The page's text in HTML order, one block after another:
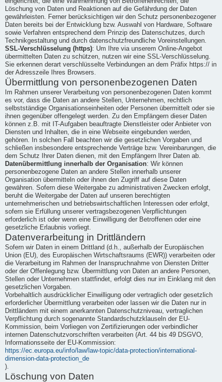
Löschung von Daten und Reaktionen auf die Gefährdung der Daten
gewährleisten. Ferner berücksichtigen wir den Schutz personenbezogener
Daten bereits bei der Entwicklung bzw. Auswahl von Hardware, Software
sowie Verfahren entsprechend dem Prinzip des Datenschutzes, durch
Technikgestaltung und durch datenschutzfreundliche Voreinstellungen.
SSL-Verschlüsselung (https): Um Ihre via unserem Online-Angebot
übermittelten Daten zu schützen, nutzen wir eine SSL-Verschlüsselung.
Sie erkennen derart verschlüsselte Verbindungen an dem Präfix https:// in
der Adresszeile Ihres Browsers.
Übermittlung von personenbezogenen Daten
Im Rahmen unserer Verarbeitung von personenbezogenen Daten kommt
es vor, dass die Daten an andere Stellen, Unternehmen, rechtlich
selbstständige Organisationseinheiten oder Personen übermittelt oder sie
ihnen gegenüber offengelegt werden. Zu den Empfängern dieser Daten
können z.B. mit IT-Aufgaben beauftragte Dienstleister oder Anbieter von
Diensten und Inhalten, die in eine Webseite eingebunden werden,
gehören. In solchen Fall beachten wir die gesetzlichen Vorgaben und
schließen insbesondere entsprechende Verträge bzw. Vereinbarungen, die
dem Schutz Ihrer Daten dienen, mit den Empfängern Ihrer Daten ab.
Datenübermittlung innerhalb der Organisation: Wir können
personenbezogene Daten an andere Stellen innerhalb unserer
Organisation übermitteln oder ihnen den Zugriff auf diese Daten
gewähren. Sofern diese Weitergabe zu administrativen Zwecken erfolgt,
beruht die Weitergabe der Daten auf unseren berechtigten
unternehmerischen und betriebswirtschaftlichen Interessen oder erfolgt,
sofern sie Erfüllung unserer vertragsbezogenen Verpflichtungen
erforderlich ist oder wenn eine Einwilligung der Betroffenen oder eine
gesetzliche Erlaubnis vorliegt.
Datenverarbeitung in Drittländern
Sofern wir Daten in einem Drittland (d.h., außerhalb der Europäischen
Union (EU), des Europäischen Wirtschaftsraums (EWR)) verarbeiten oder
die Verarbeitung im Rahmen der Inanspruchnahme von Diensten Dritter
oder der Offenlegung bzw. Übermittlung von Daten an andere Personen,
Stellen oder Unternehmen stattfindet, erfolgt dies nur im Einklang mit den
gesetzlichen Vorgaben.
Vorbehaltlich ausdrücklicher Einwilligung oder vertraglich oder gesetzlich
erforderlicher Übermittlung verarbeiten oder lassen wir die Daten nur in
Drittländern mit einem anerkannten Datenschutzniveau, vertraglichen
Verpflichtung durch sogenannte Standardschutzklauseln der EU-
Kommission, beim Vorliegen von Zertifizierungen oder verbindlicher
internen Datenschutzvorschriften verarbeiten (Art. 44 bis 49 DSGVO,
Informationsseite der EU-Kommission:
https://ec.europa.eu/info/law/law-topic/data-protection/international-
dimension-data-protection_de
).
Löschung von Daten